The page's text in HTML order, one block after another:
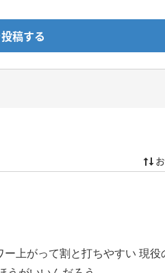
稿する
上がって割と打ちやすい 現役